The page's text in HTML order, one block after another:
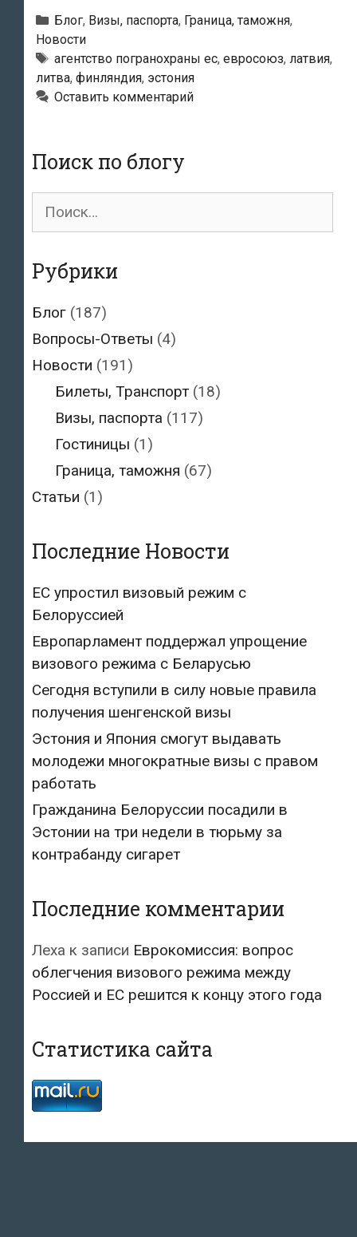
было
и
приступило
к
Агентство
погранохраны
ЕС
Рубрики
Блог, Визы, паспорта, Граница, таможня,
Новости
Метки
агентство погранохраны ес, евросоюз, латвия,
литва, финляндия, эстония
Оставить комментарий
Поиск по блогу
Поиск
Рубрики
Блог (187)
Вопросы-Ответы (4)
Новости (191)
Билеты, Транспорт(18)
Визы, паспорта (117)
Гостиницы (1)
Граница, таможня (67)
Статьи (1)
Последние Новости
ЕС упростил визовый режим с
Белоруссией
Европарламент поддержал упрощение
визового режима с Беларусью
Сегодня вступили в силу новые правила
получения шенгенской визы
Эстония и Япония смогут выдавать
молодежи многократные визы с правом
работать
Гражданина Белоруссии посадили в
Эстонии на три недели в тюрьму за
контрабанду сигарет
Последние комментарии
Леха к записи Еврокомиссия: вопрос
облегчения визового режима между
Россией и ЕС решится к концу этого года
Статистика сайта